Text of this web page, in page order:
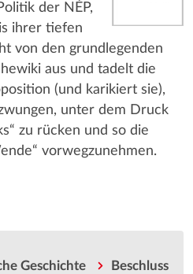
der NĖP,
ihrer tiefen
von den grundlegenden
aus und tadelt die
(und karikiert sie),
unter dem Druck
zu rücken und so die
vorwegzunehmen.
Geschichte Beschluss